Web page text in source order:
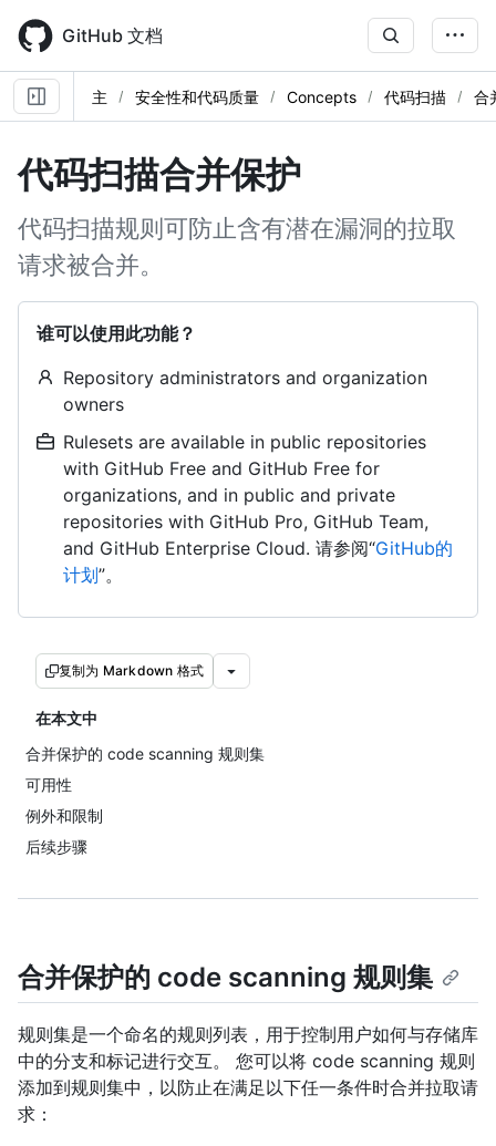
main
content
GitHub 文档
主 安全性和代码质量 Concepts 代码扫描 合
代码扫描合并保护
代码扫描规则可防止含有潜在漏洞的拉取
请求被合并。
谁可以使用此功能？
Repository administrators and organization
owners
Rulesets are available in public repositories
with GitHub Free and GitHub Free for
organizations, and in public and private
repositories with GitHub Pro, GitHub Team,
and GitHub Enterprise Cloud. 请参阅“GitHub的
计划”。
复制为 Markdown 格式
在本文中
合并保护的 code scanning 规则集
可用性
例外和限制
后续步骤
合并保护的 code scanning 规则集
规则集是一个命名的规则列表，用于控制用户如何与存储库
中的分支和标记进行交互。 您可以将 code scanning 规则
添加到规则集中，以防止在满足以下任一条件时合并拉取请
求：